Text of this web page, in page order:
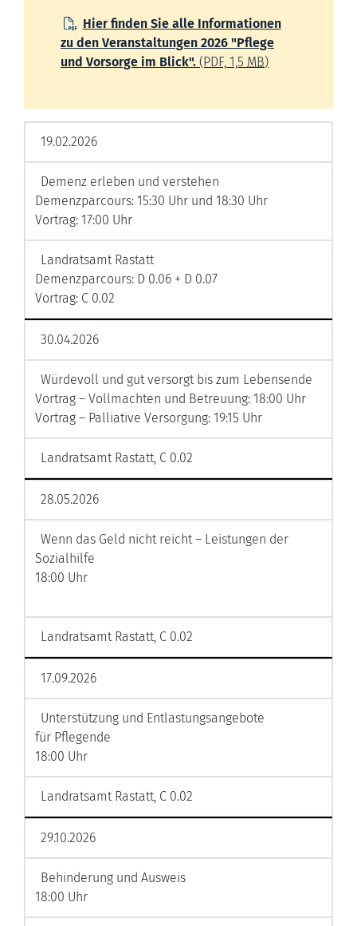
Hier finden Sie alle Informationen
zu den Veranstaltungen 2026 "Pflege
und Vorsorge im Blick". (PDF, 1,5 MB)
19.02.2026
Demenz erleben und verstehen
Demenzparcours: 15:30 Uhr und 18:30 Uhr
Vortrag: 17:00 Uhr
Landratsamt Rastatt
Demenzparcours: D 0.06 + D 0.07
Vortrag: C 0.02
30.04.2026
Würdevoll und gut versorgt bis zum Lebensende
Vortrag – Vollmachten und Betreuung: 18:00 Uhr
Vortrag – Palliative Versorgung: 19:15 Uhr
Landratsamt Rastatt, C 0.02
28.05.2026
Wenn das Geld nicht reicht – Leistungen der
Sozialhilfe
18:00 Uhr
Landratsamt Rastatt, C 0.02
17.09.2026
Unterstützung und Entlastungsangebote
für Pflegende
18:00 Uhr
Landratsamt Rastatt, C 0.02
29.10.2026
Behinderung und Ausweis
18:00 Uhr